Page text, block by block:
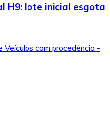
H9: lote inicial esgota